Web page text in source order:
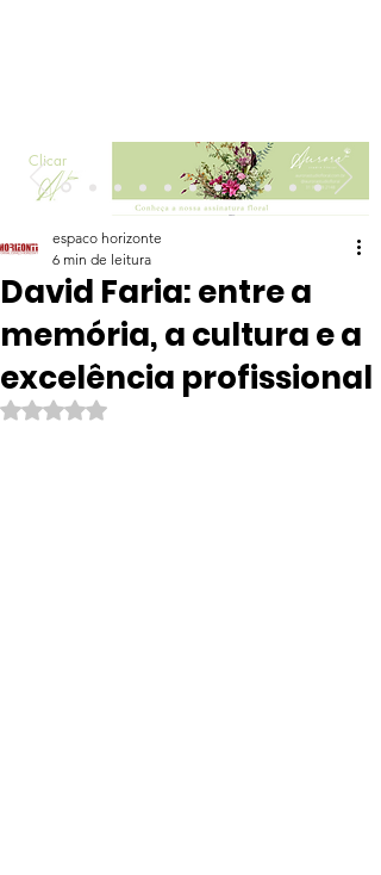
Clicar
David Faria: entre a
memória, a cultura e a
excelência profissional
espaco horizonte
6 min de leitura
Avaliado com NaN de 5 estrelas.